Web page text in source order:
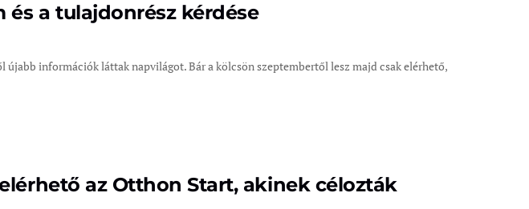
és a tulajdonrész kérdése
újabb információk láttak napvilágot. Bár a kölcsön szeptembertől lesz majd csak elérhető,
az Otthon Start, akinek célozták